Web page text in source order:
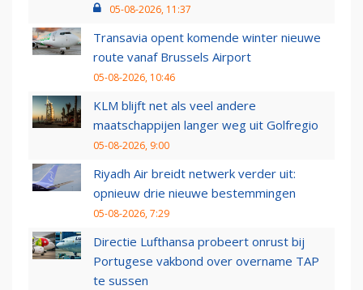
05-08-2026, 11:37
Transavia opent komende winter nieuwe
route vanaf Brussels Airport
05-08-2026, 10:46
KLM blijft net als veel andere
maatschappijen langer weg uit Golfregio
05-08-2026, 9:00
Riyadh Air breidt netwerk verder uit:
opnieuw drie nieuwe bestemmingen
05-08-2026, 7:29
Directie Lufthansa probeert onrust bij
Portugese vakbond over overname TAP
te sussen